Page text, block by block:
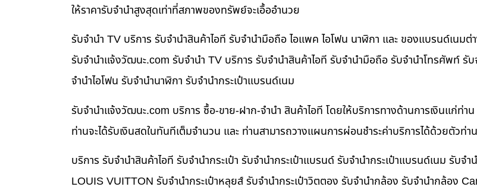
ให้ราคารับจำนำสูงสุดเท่าที่สภาพของทรัพย์จะเอื้ออำนวย
รับจำนำ TV บริการ รับจำนำสินค้าไอที รับจำนำมือถือ ไอแพค ไอโฟน นาฬิกา และ ของแบรนด์เนมต่
รับจํานําแจ้งวัฒนะ.com รับจำนำ TV บริการ รับจำนำสินค้าไอที รับจำนำมือถือ รับจำนำโทรศัพท์ รั
จำนำไอโฟน รับจำนำนาฬิกา รับจำนำกระเป๋าแบรนด์เนม
รับจํานําแจ้งวัฒนะ.com บริการ ซื้อ-ขาย-ฝาก-จำนำ สินค้าไอที โดยให้บริการทางด้านการเงินแก่ท่าน
ท่านจะได้รับเงินสดในทันทีเต็มจำนวน และ ท่านสามารถวางแผนการผ่อนชำระค่าบริการได้ด้วยตัวท่า
บริการ รับจำนำสินค้าไอที รับจำนำกระเป๋า รับจำนำกระเป๋าแบรนด์ รับจำนำกระเป๋าแบรนด์เนม รับจำ
LOUIS VUITTON รับจำนำกระเป๋าหลุยส์ รับจำนำกระเป๋าวิตตอง รับจำนำกล้อง รับจำนำกล้อง